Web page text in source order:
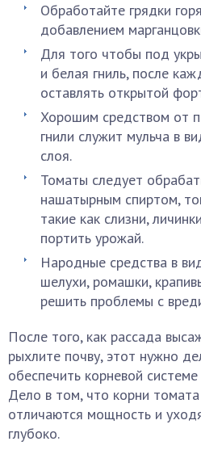
Обработайте грядки
добавлением
Для того чтобы под
и белая гниль, после
оставлять открытой
Хорошим средством от
гнили служит мульча в
слоя.
Томаты следует
нашатырным спиртом,
такие как слизни,
портить урожай.
Народные средства в
шелухи, ромашки,
решить проблемы с
После того, как рассада
рыхлите почву, этот нужно
обеспечить корневой
Дело в том, что корни
отличаются мощность и
глубоко.